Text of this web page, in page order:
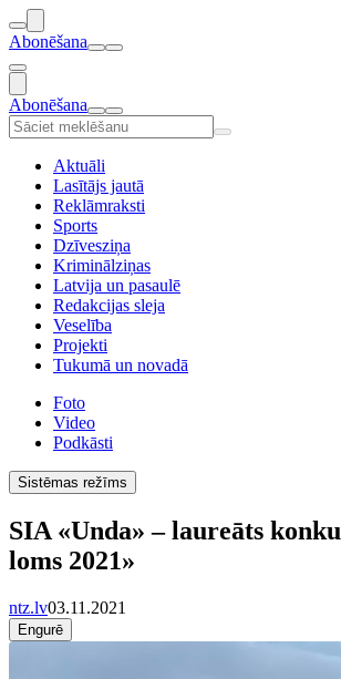
Abonēšana
Abonēšana
Aktuāli
Lasītājs jautā
Reklāmraksti
Sports
Dzīvesziņa
Kriminālziņas
Latvija un pasaulē
Redakcijas sleja
Veselība
Projekti
Tukumā un novadā
Foto
Video
Podkāsti
Sistēmas režīms
SIA «Unda» – laureāts
loms 2021»
ntz.lv03.11.2021
Engurē